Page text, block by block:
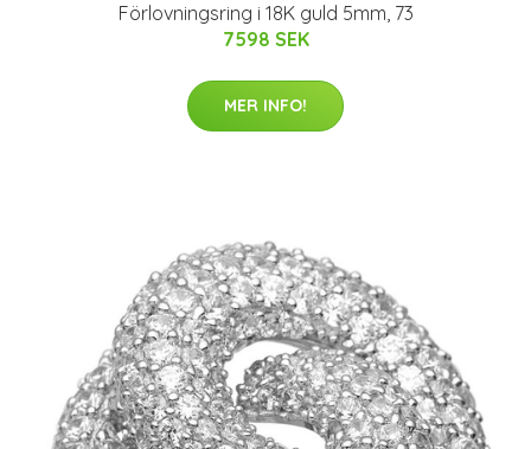
Förlovningsring i 18K guld 5mm, 73
7598 SEK
MER INFO!